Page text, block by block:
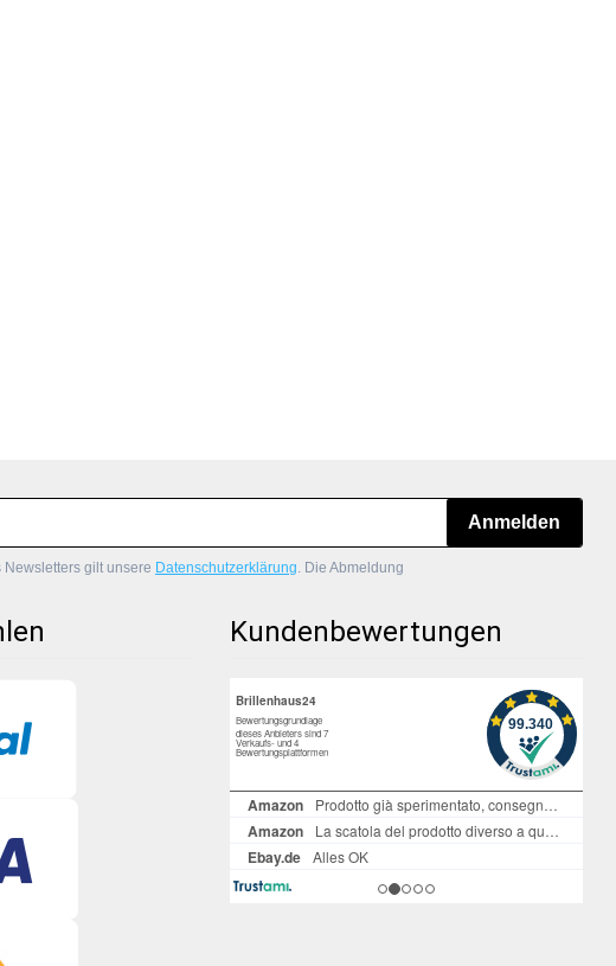
Anmelden
gilt unsere Datenschutzerklärung . Die Abmeldung
Kundenbewertungen